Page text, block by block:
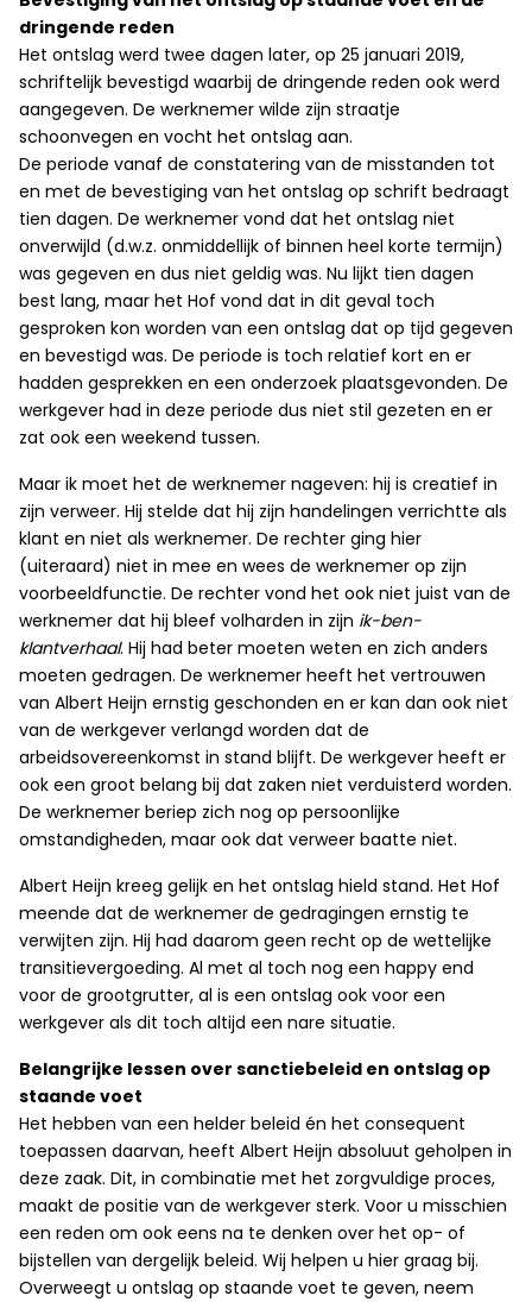
dringende reden
Het ontslag werd twee dagen later, op 25 januari 2019,
schriftelijk bevestigd waarbij de dringende reden ook werd
aangegeven. De werknemer wilde zijn straatje
schoonvegen en vocht het ontslag aan.
De periode vanaf de constatering van de misstanden tot
en met de bevestiging van het ontslag op schrift bedraagt
tien dagen. De werknemer vond dat het ontslag niet
onverwijld (d.w.z. onmiddellijk of binnen heel korte termijn)
was gegeven en dus niet geldig was. Nu lijkt tien dagen
best lang, maar het Hof vond dat in dit geval toch
gesproken kon worden van een ontslag dat op tijd gegeven
en bevestigd was. De periode is toch relatief kort en er
hadden gesprekken en een onderzoek plaatsgevonden. De
werkgever had in deze periode dus niet stil gezeten en er
zat ook een weekend tussen.
Maar ik moet het de werknemer nageven: hij is creatief in
zijn verweer. Hij stelde dat hij zijn handelingen verrichtte als
klant en niet als werknemer. De rechter ging hier
(uiteraard) niet in mee en wees de werknemer op zijn
voorbeeldfunctie. De rechter vond het ook niet juist van de
werknemer dat hij bleef volharden in zijn ik-ben-
klantverhaal. Hij had beter moeten weten en zich anders
moeten gedragen. De werknemer heeft het vertrouwen
van Albert Heijn ernstig geschonden en er kan dan ook niet
van de werkgever verlangd worden dat de
arbeidsovereenkomst in stand blijft. De werkgever heeft er
ook een groot belang bij dat zaken niet verduisterd worden.
De werknemer beriep zich nog op persoonlijke
omstandigheden, maar ook dat verweer baatte niet.
Albert Heijn kreeg gelijk en het ontslag hield stand. Het Hof
meende dat de werknemer de gedragingen ernstig te
verwijten zijn. Hij had daarom geen recht op de wettelijke
transitievergoeding. Al met al toch nog een happy end
voor de grootgrutter, al is een ontslag ook voor een
werkgever als dit toch altijd een nare situatie.
Belangrijke lessen over sanctiebeleid en ontslag op
staande voet
Het hebben van een helder beleid én het consequent
toepassen daarvan, heeft Albert Heijn absoluut geholpen in
deze zaak. Dit, in combinatie met het zorgvuldige proces,
maakt de positie van de werkgever sterk. Voor u misschien
een reden om ook eens na te denken over het op- of
bijstellen van dergelijk beleid. Wij helpen u hier graag bij.
Overweegt u ontslag op staande voet te geven, neem